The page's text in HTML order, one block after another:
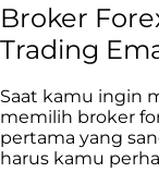
Broker
Trading
Saat kamu ingin
memilih broker
pertama yang
harus kamu